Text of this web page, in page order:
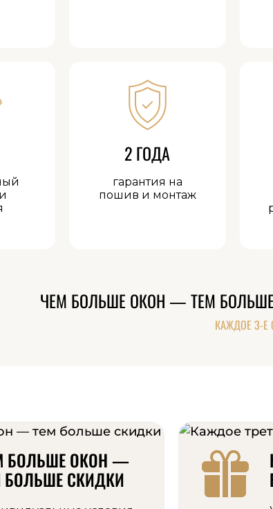
2 ГОДА
гарантия на
пошив и монтаж
ЧЕМ БОЛЬШЕ ОКОН — ТЕМ
КАЖДОЕ 3-
БОЛЬШЕ ОКОН —
БОЛЬШЕ СКИДКИ